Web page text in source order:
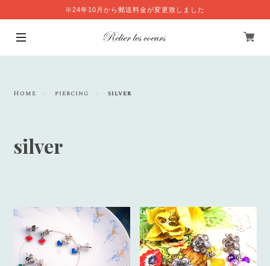
※24年10月から郵送料金が変更致しました
Home piercing silver
silver